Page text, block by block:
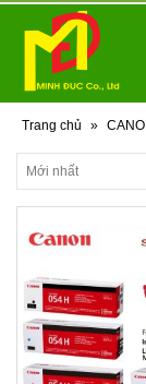
Trang chủ »